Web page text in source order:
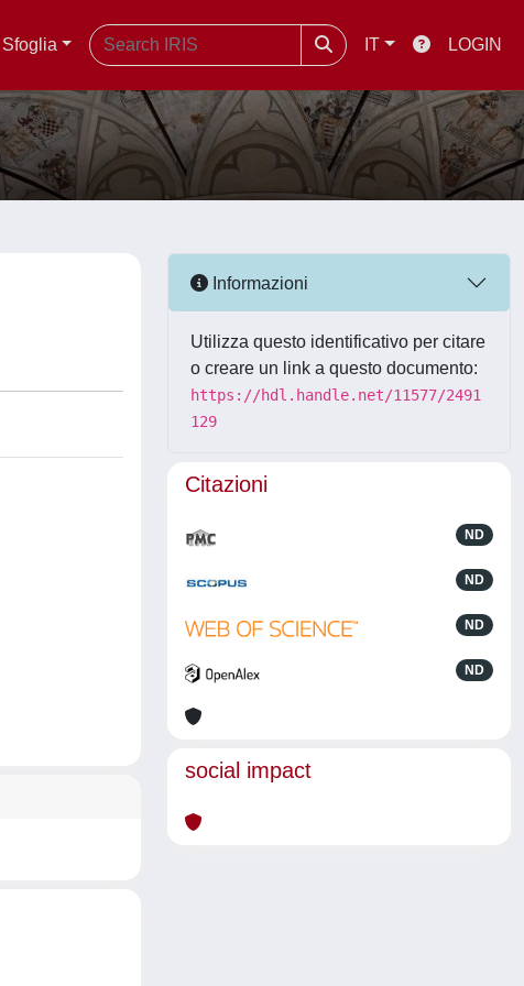
Sfoglia IT LOGIN
Informazioni
Utilizza questo identificativo per citare
o creare un link a questo documento:
https://hdl.handle.net/11577/2491
129
Citazioni
ND
ND
ND
ND
social impact